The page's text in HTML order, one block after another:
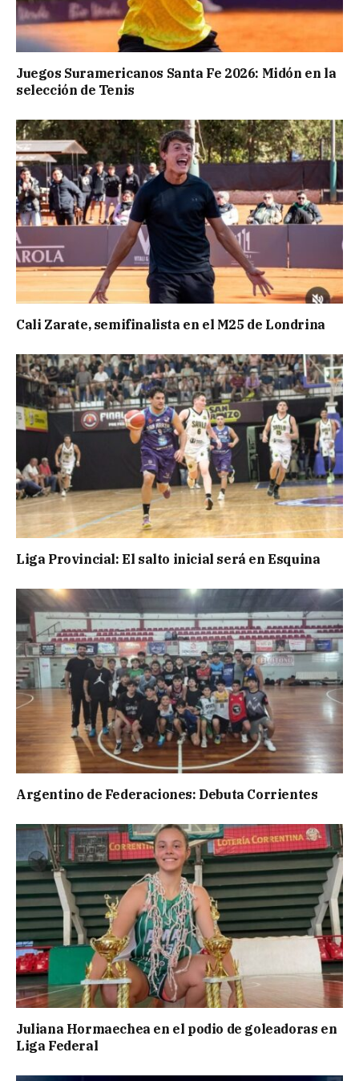
Juegos Suramericanos Santa Fe 2026: Midón en la
selección de Tenis
Cali Zarate, semifinalista en el M25 de Londrina
Liga Provincial: El salto inicial será en Esquina
Argentino de Federaciones: Debuta Corrientes
Juliana Hormaechea en el podio de goleadoras en
Liga Federal